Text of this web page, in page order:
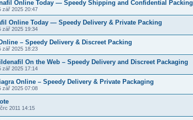
Online Today — Speedy Shipping and Confidential Packing
zář 2025 20:47
Online Today — Speedy Delivery & Private Packing
zář 2025 19:34
– Speedy Delivery & Discreet Packing
zář 2025 18:23
On the Web – Speedy Delivery and Discreet Packaging
zář 2025 17:14
Online – Speedy Delivery & Private Packaging
zář 2025 07:08
2011 14:15